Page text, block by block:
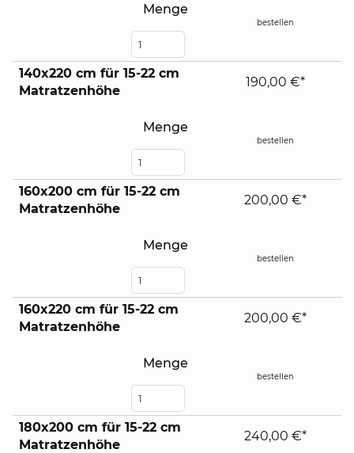
Menge
bestellen
140x220 cm für 15-22 cm
Matratzenhöhe
Menge
190,00 €*
bestellen
160x200 cm für 15-22 cm
Matratzenhöhe
Menge
200,00 €*
bestellen
160x220 cm für 15-22 cm
Matratzenhöhe
Menge
200,00 €*
bestellen
180x200 cm für 15-22 cm
Matratzenhöhe
240,00 €*